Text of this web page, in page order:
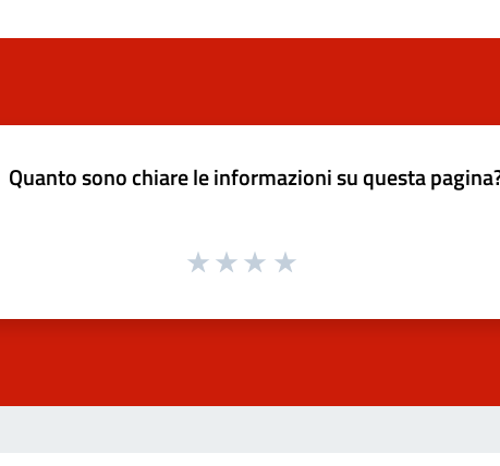
Quanto sono chiare le informazioni su questa